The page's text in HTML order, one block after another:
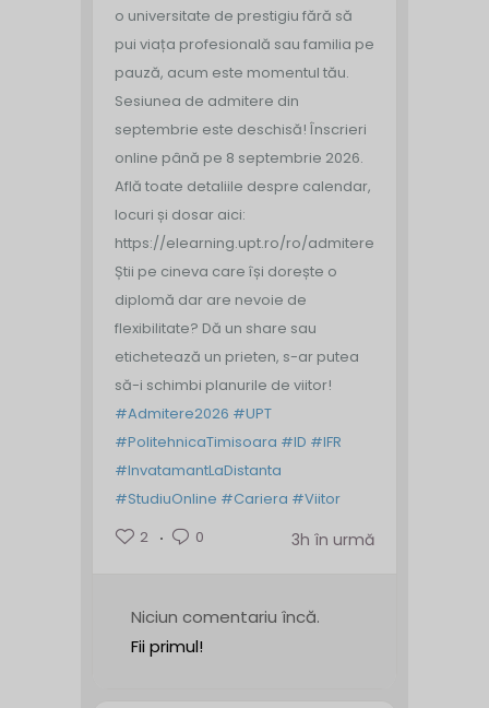
o universitate de prestigiu fără să
pui viața profesională sau familia pe
pauză, acum este momentul tău.
Sesiunea de admitere din
septembrie este deschisă! Înscrieri
online până pe 8 septembrie 2026.
Află toate detaliile despre calendar,
locuri și dosar aici:
https://elearning.upt.ro/ro/admitere/
Știi pe cineva care își dorește o
diplomă dar are nevoie de
flexibilitate? Dă un share sau
etichetează un prieten, s-ar putea
să-i schimbi planurile de viitor!
#Admitere2026 #UPT
#PolitehnicaTimisoara #ID #IFR
#InvatamantLaDistanta
#StudiuOnline #Cariera #Viitor
2
0 3h în urmă
Niciun comentariu încă.
Fii primul!